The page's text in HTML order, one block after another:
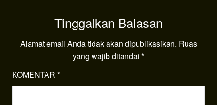
Tinggalkan Balasan
Alamat email Anda tidak akan dipublikasikan. Ruas
yang wajib ditandai *
KOMENTAR *